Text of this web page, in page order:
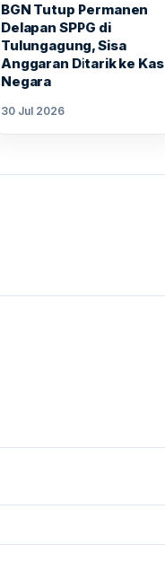
BGN Tutup Permanen
Delapan SPPG di
Tulungagung, Sisa
Anggaran Ditarik ke Kas
Negara
30 Jul 2026